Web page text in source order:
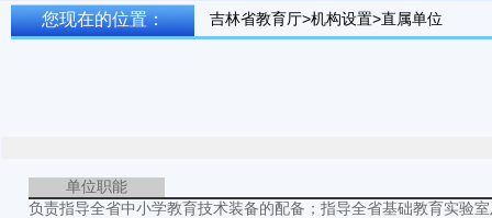
您现在的位置： 吉林省教育厅>机构设置>直属单位
单位职能
负责指导全省中小学教育技术装备的配备；指导全省基础教育实验